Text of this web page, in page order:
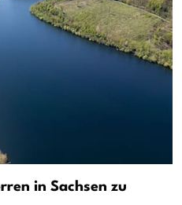
in Sachsen zu